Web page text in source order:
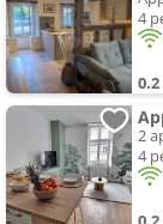
4
2
4